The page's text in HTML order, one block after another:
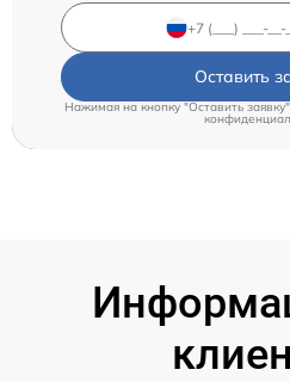
Оставить
Нажимая на кнопку "Оставить